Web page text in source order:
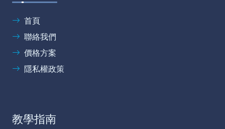
首頁
聯絡我們
價格方案
隱私權政策
教學指南